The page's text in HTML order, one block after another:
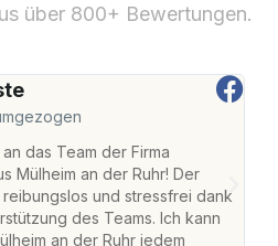
über 800+ Bewertungen.
das Team der Firma
Mülheim an der Ruhr! Der
und stressfrei dank
des Teams. Ich kann
an der Ruhr jedem